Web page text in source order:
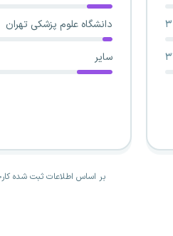
دانشگاه علوم پزشکی تهران
سایر
بر اساس اطلاعات ثبت شده